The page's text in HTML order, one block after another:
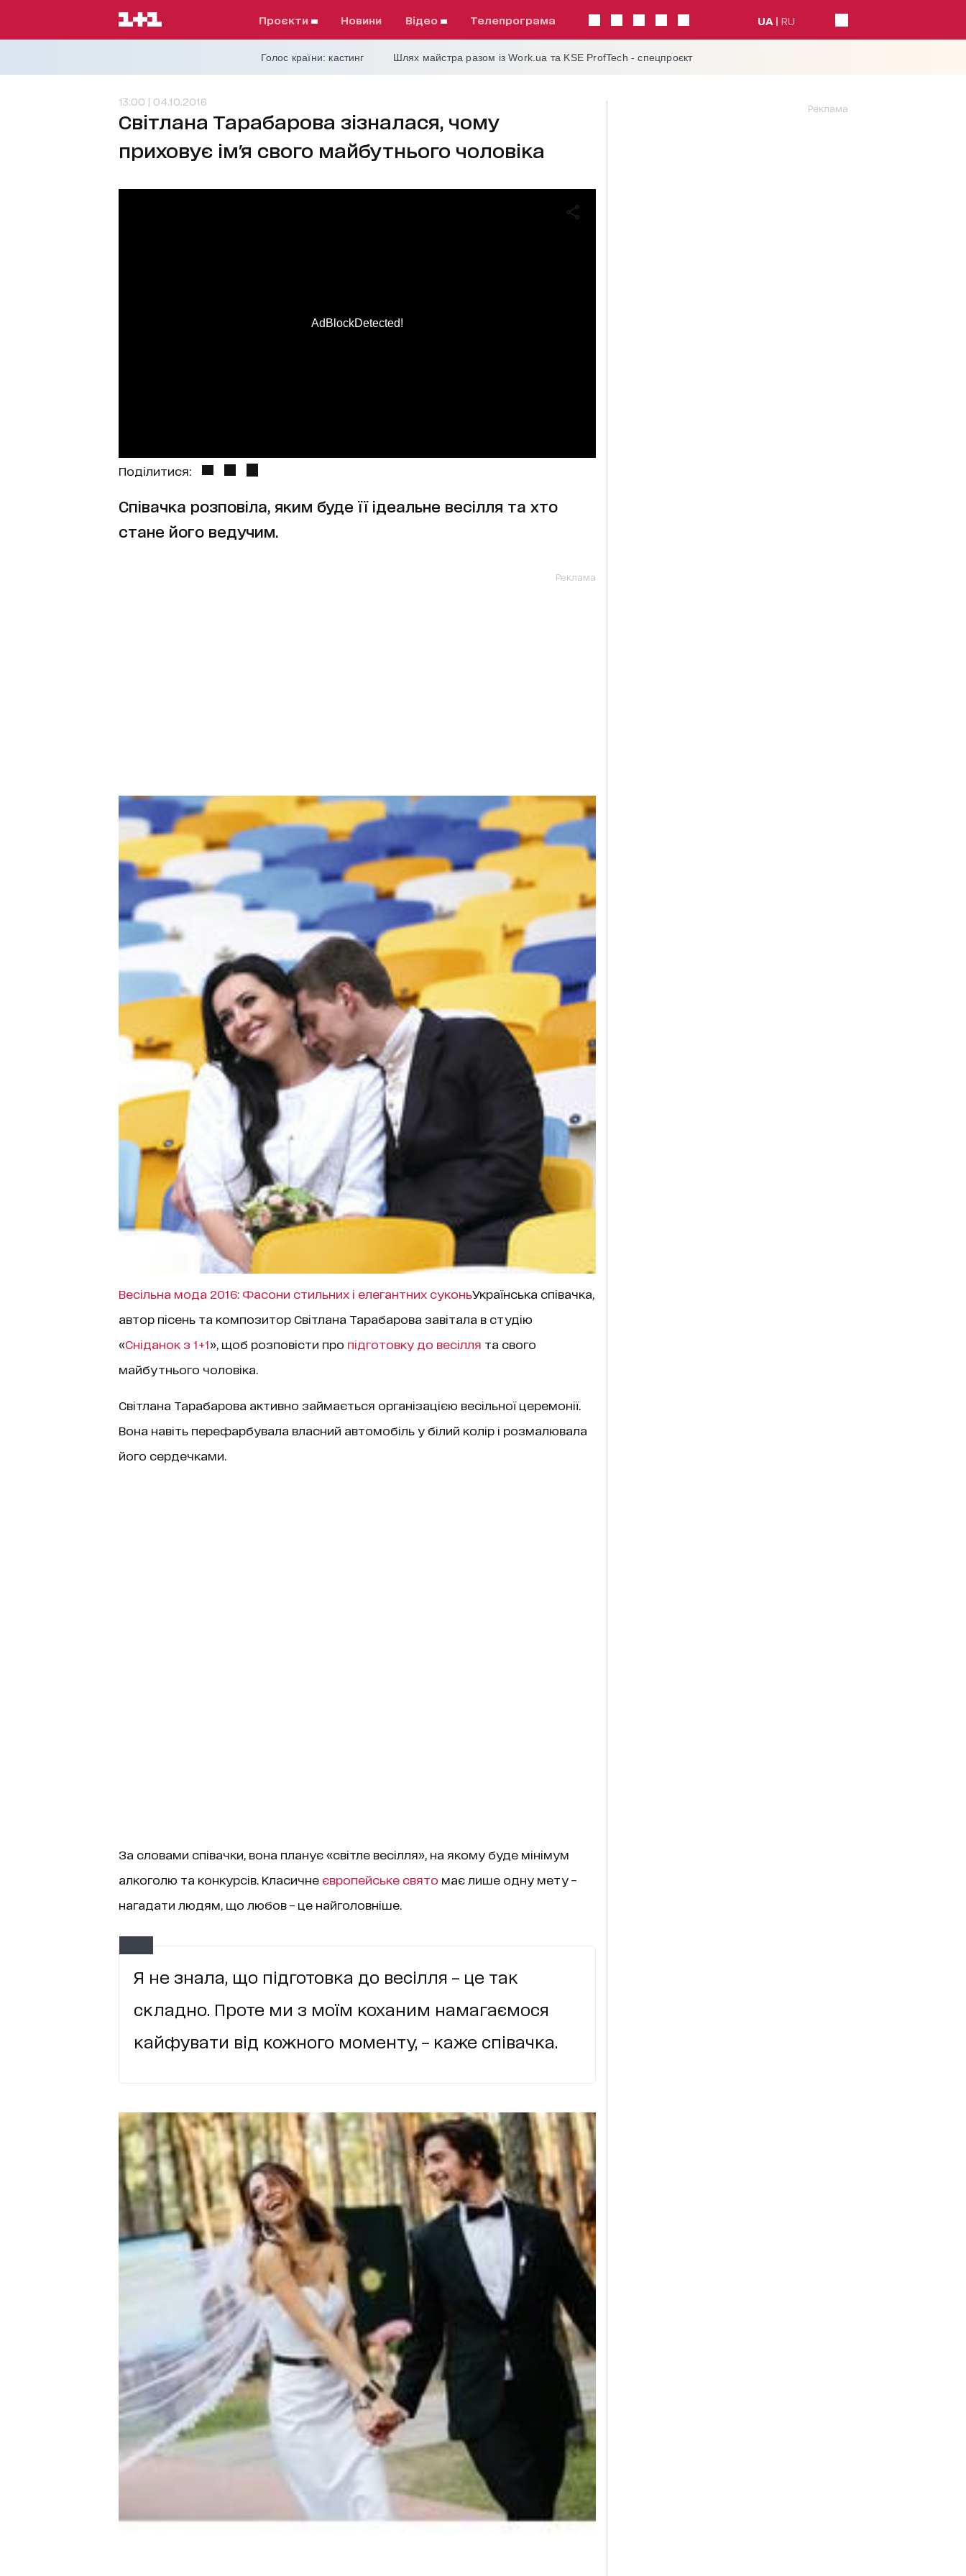
проєкти Новини відео телепрограма UA RU
Голос країни: кастинг Шлях майстра разом із Work.ua та KSE ProfTech - спецпроєкт
13:00 | 04.10.2016
Світлана Тарабарова зізналася, чому
приховує ім'я свого майбутнього чоловіка
AdBlockDetected!
Поділитися:
Співачка розповіла, яким буде її ідеальне весілля та хто
стане його ведучим.
Реклама
Весільна мода 2016: Фасони стильних і елегантних суконьУкраїнська співачка,
автор пісень та композитор Світлана Тарабарова завітала в студію
«Сніданок з 1+1», щоб розповісти про підготовку до весілля та свого
майбутнього чоловіка.
Світлана Тарабарова активно займається організацією весільної церемонії.
Вона навіть перефарбувала власний автомобіль у білий колір і розмалювала
його сердечками.
За словами співачки, вона планує «світле весілля», на якому буде мінімум
алкоголю та конкурсів. Класичне європейське свято має лише одну мету –
нагадати людям, що любов – це найголовніше.
Я не знала, що підготовка до весілля – це так
складно. Проте ми з моїм коханим намагаємося
кайфувати від кожного моменту, – каже співачка.
Реклама